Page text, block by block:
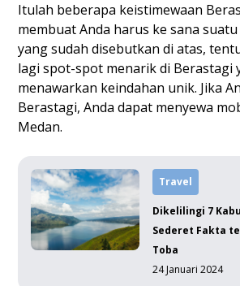
Itulah beberapa keistimewaan
membuat Anda harus ke sana
yang sudah disebutkan di atas,
lagi spot-spot menarik di Berastagi
menawarkan keindahan unik. Jika
Berastagi, Anda dapat menyewa
Medan.
Travel
Dikelilingi 7
Sederet Fakta
Toba
24 Januari 2024